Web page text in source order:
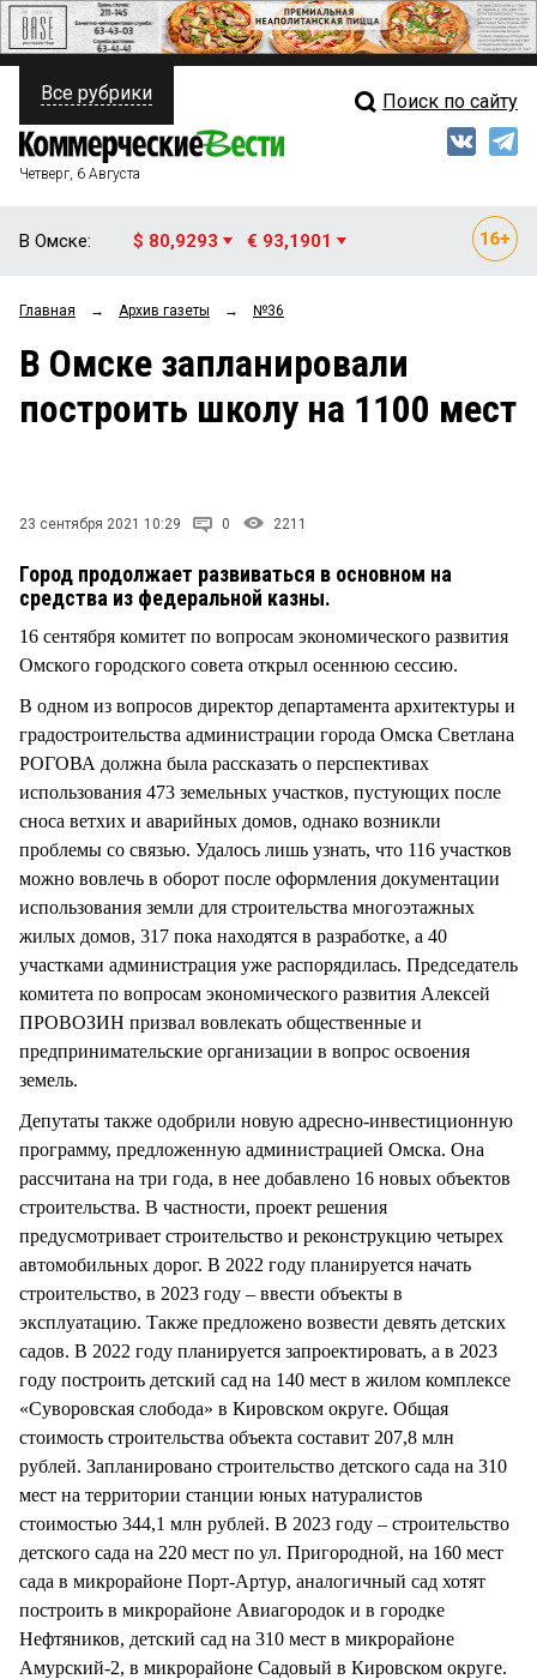
ПОЛИТИКА
ФИНАНСЫ
ОБЩЕСТВО
ЗАКОН
НОВОСТИ КОМПАНИЙ
СТИЛЬ ЖИЗНИ
Свежий выпуск
Рейтинги
Блоги
Все рубрики Поиск по сайту
Четверг, 6 Августа
В Омске: $ 80,9293 € 93,1901
Главная → Архив газеты → №36
В Омске запланировали
построить школу на 1100 мест
23 сентября 2021 10:29 0 2211
Город продолжает развиваться в основном на
средства из федеральной казны.
16 сентября комитет по вопросам экономического развития
Омского городского совета открыл осеннюю сессию.
В одном из вопросов директор департамента архитектуры и
градостроительства администрации города Омска Светлана
РОГОВА должна была рассказать о перспективах
использования 473 земельных участков, пустующих после
сноса ветхих и аварийных домов, однако возникли
проблемы со связью. Удалось лишь узнать, что 116 участков
можно вовлечь в оборот после оформления документации
использования земли для строительства многоэтажных
жилых домов, 317 пока находятся в разработке, а 40
участками администрация уже распорядилась. Председатель
комитета по вопросам экономического развития Алексей
ПРОВОЗИН призвал вовлекать общественные и
предпринимательские организации в вопрос освоения
земель.
Депутаты также одобрили новую адресно-инвестиционную
программу, предложенную администрацией Омска. Она
рассчитана на три года, в нее добавлено 16 новых объектов
строительства. В частности, проект решения
предусмотривает строительство и реконструкцию четырех
автомобильных дорог. В 2022 году планируется начать
строительство, в 2023 году – ввести объекты в
эксплуатацию. Также предложено возвести девять детских
садов. В 2022 году планируется запроектировать, а в 2023
году построить детский сад на 140 мест в жилом комплексе
«Суворовская слобода» в Кировском округе. Общая
стоимость строительства объекта составит 207,8 млн
рублей. Запланировано строительство детского сада на 310
мест на территории станции юных натуралистов
стоимостью 344,1 млн рублей. В 2023 году – строительство
детского сада на 220 мест по ул. Пригородной, на 160 мест
сада в микрорайоне Порт-Артур, аналогичный сад хотят
построить в микрорайоне Авиагородок и в городке
Нефтяников, детский сад на 310 мест в микрорайоне
Амурский-2, в микрорайоне Садовый в Кировском округе.